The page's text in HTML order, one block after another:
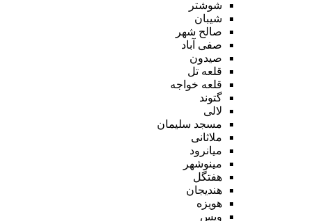
شوشتر
شیبان
صالح شهر
صفی آباد
صیدون
قلعه تل
قلعه خواجه
گتوند
لالی
مسجد سلیمان
ملاثانی
میانرود
مینوشهر
هفتگل
هندیجان
هویزه
ویس